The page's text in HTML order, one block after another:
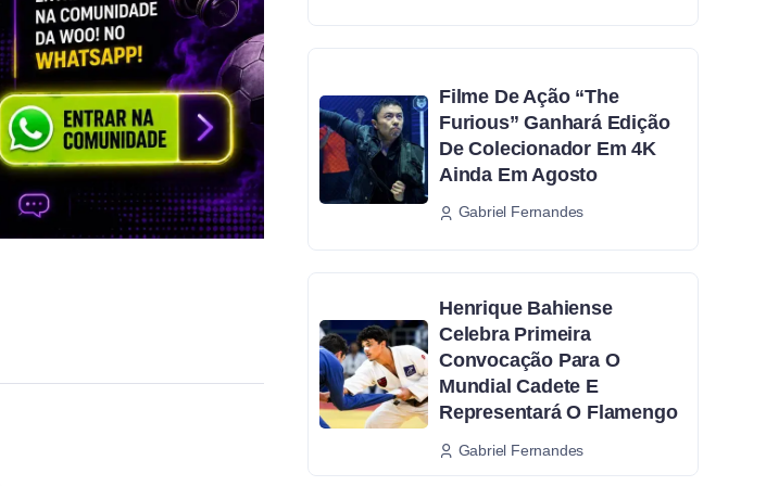
Filme De Ação “The
Furious” Ganhará Edição
De Colecionador Em 4K
Ainda Em Agosto
Gabriel Fernandes
Henrique Bahiense
Celebra Primeira
Convocação Para O
Mundial Cadete E
Representará O Flamengo
Gabriel Fernandes